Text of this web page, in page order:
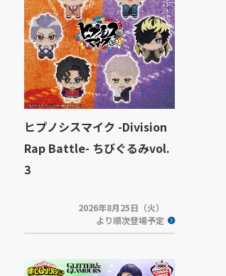
ヒプノシスマイク -Division
Rap Battle- ちびぐるみvol.
3
2026年8月25日（火）
より順次登場予定